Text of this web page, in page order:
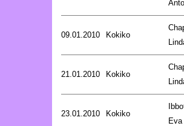
09.01.2010 Kokiko
21.01.2010 Kokiko
23.01.2010 Kokiko
Eva